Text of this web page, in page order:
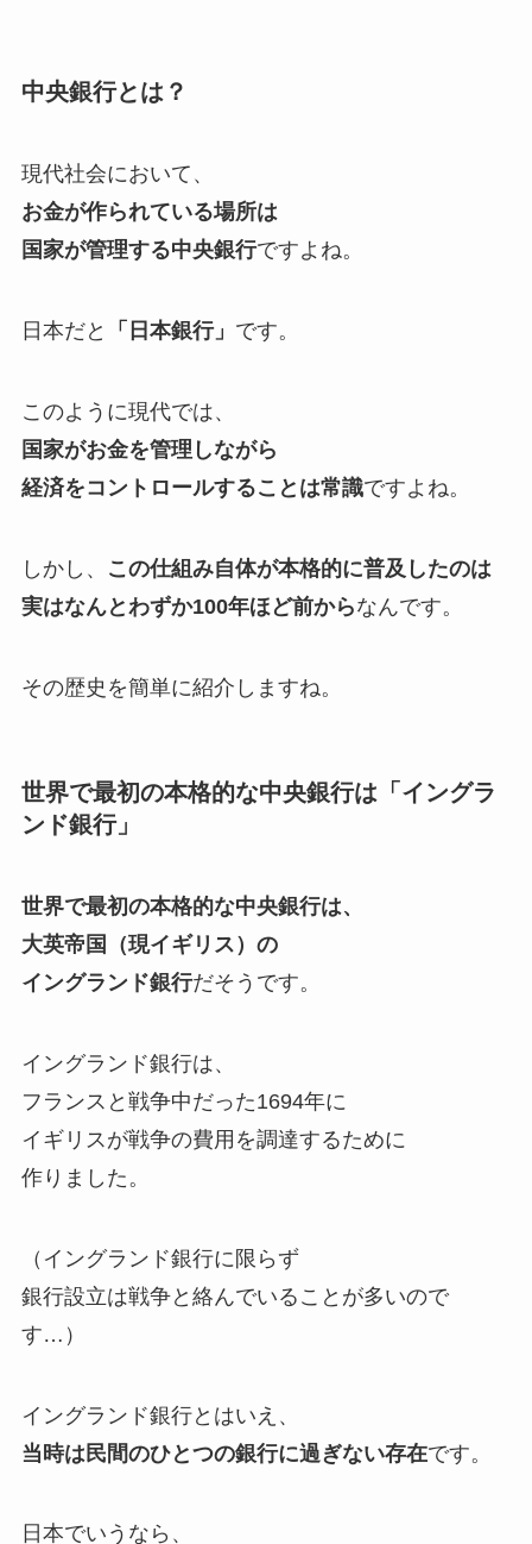
中央銀行とは？
現代社会において、
お金が作られている場所は
国家が管理する中央銀行ですよね。
日本だと 「日本銀行」 です。
このように現代では、
国家がお金を管理しながら
経済をコントロールすることは常識ですよね。
しかし、
この仕組み自体が本格的に普及したのは
実はなんとわずか100年ほど前からなんです。
その歴史を簡単に紹介しますね。
世界で最初の本格的な中央銀行は「イングラ
ンド銀行」
世界で最初の本格的な中央銀行は、
大英帝国（現イギリス）の
イングランド銀行だそうです。
イングランド銀行は、
フランスと戦争中だった1694年に
イギリスが戦争の費用を調達するために
作りました。
（イングランド銀行に限らず
銀行設立は戦争と絡んでいることが多いので
す…）
イングランド銀行とはいえ、
当時は民間のひとつの銀行に過ぎない存在です。
日本でいうなら、